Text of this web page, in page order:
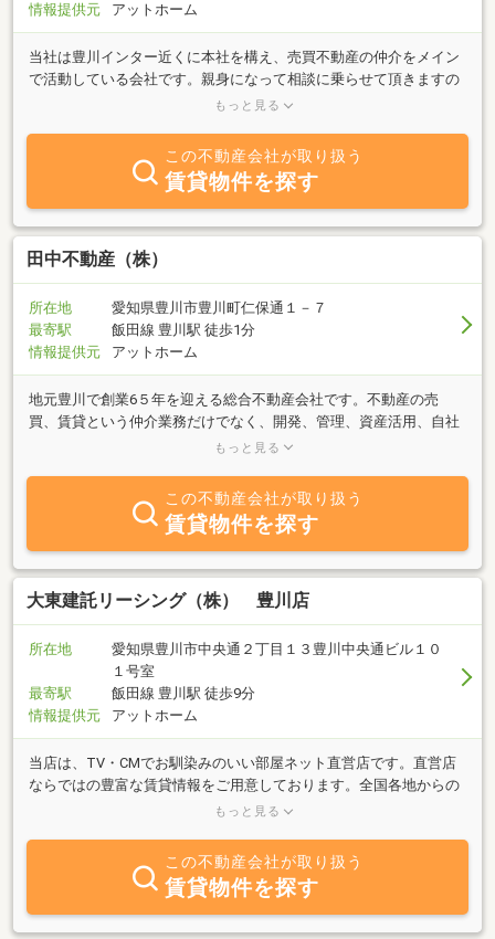
情報提供元
アットホーム
当社は豊川インター近くに本社を構え、売買不動産の仲介をメイン
で活動している会社です。親身になって相談に乗らせて頂きますの
で、どうぞ安心してお任せください。【売りたい】方にも【買いた
頂きます。ぜひ一度、ご連絡・ご来店をお待ちしております。
もっと見る
この不動産会社が取り扱う
賃貸物件を探す
田中不動産（株）
所在地
愛知県豊川市豊川町仁保通１－７
最寄駅
飯田線 豊川駅 徒歩1分
情報提供元
アットホーム
地元豊川で創業6５年を迎える総合不動産会社です。不動産の売
買、賃貸という仲介業務だけでなく、開発、管理、資産活用、自社
買取という領域もワンストップで行えるのが、総合不動産会社の特
い」「借りたい」ご希望の方、何でもお気軽にご相談ください。近
年では、事業用不動産にも力を入れており、事業用不動産をお探し
の方への的確なアドバイスができるのも特徴です。また当社では、
不動産オーナー様向けの資産活用、資産整理、相続対策の専門スタ
ッフがおり、総合的な不動産コンサルティングを実施する中で、
内々での売却相談も多く受けております。ネット非公開物件もござ
もっと見る
この不動産会社が取り扱う
賃貸物件を探す
大東建託リーシング（株） 豊川店
所在地
愛知県豊川市中央通２丁目１３豊川中央通ビル１０
１号室
最寄駅
飯田線 豊川駅 徒歩9分
情報提供元
アットホーム
当店は、TV・CMでお馴染みのいい部屋ネット直営店です。直営店
ならではの豊富な賃貸情報をご用意しております。全国各地からの
お部屋探し(オンラインでのご案内も可能)、お急ぎの引越し、現地
リフォーム中の仮住まい、ペット可物件、初めての一人暮らしなど
お客様の様々なニーズにお応え致します！ご来店の際はご予約頂き
ますとお待たせする事なくご対応させて頂きます。風光明媚な三河
地区『どいい部屋あるで見にこりん♪』
もっと見る
この不動産会社が取り扱う
賃貸物件を探す